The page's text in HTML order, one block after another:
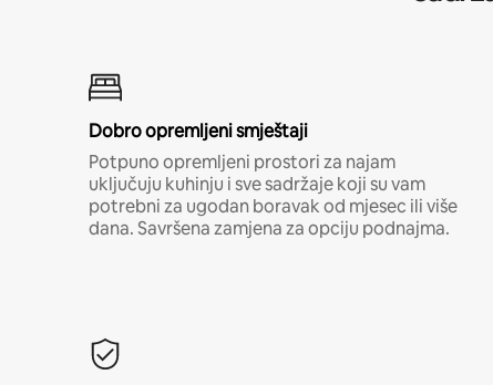
Dobro opremljeni smještaji
Potpuno opremljeni prostori za najam
uključuju kuhinju i sve sadržaje koji su vam
potrebni za ugodan boravak od mjesec ili više
dana. Savršena zamjena za opciju podnajma.